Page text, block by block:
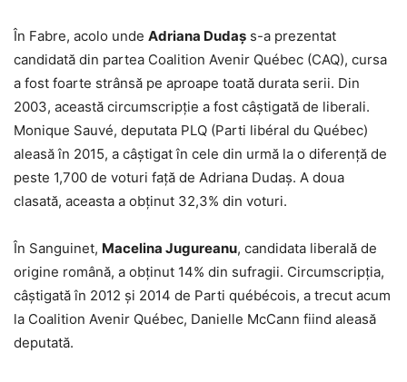
În Fabre, acolo unde Adriana Dudaș s-a prezentat
candidată din partea Coalition Avenir Québec (CAQ), cursa
a fost foarte strânsă pe aproape toată durata serii. Din
2003, această circumscripție a fost câștigată de liberali.
Monique Sauvé, deputata PLQ (Parti libéral du Québec)
aleasă în 2015, a câștigat în cele din urmă la o diferență de
peste 1,700 de voturi față de Adriana Dudaș. A doua
clasată, aceasta a obținut 32,3% din voturi.
În Sanguinet, Macelina Jugureanu, candidata liberală de
origine română, a obținut 14% din sufragii. Circumscripția,
câștigată în 2012 și 2014 de Parti québécois, a trecut acum
la Coalition Avenir Québec, Danielle McCann fiind aleasă
deputată.